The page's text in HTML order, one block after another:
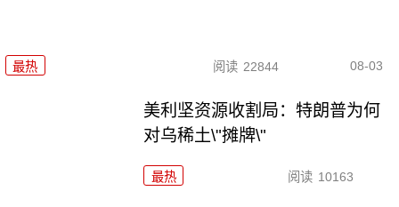
最热 阅读 22844 08-03
美利坚资源收割局：特朗普为何
对乌稀土\"摊牌\"
最热 阅读 10163